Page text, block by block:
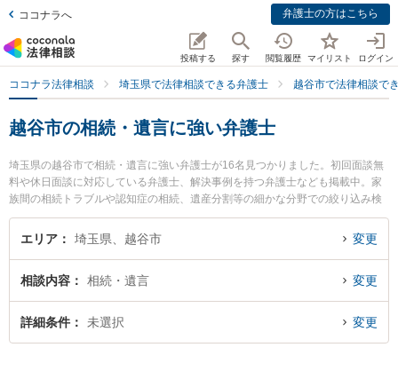
ココナラへ 弁護士の方はこちら
投稿する 探す 閲覧履歴 マイリスト ログイン
ココナラ法律相談 埼玉県で法律相談できる弁護士 越谷市で法律相談で
越谷市の相続・遺言に強い弁護士
埼玉県の越谷市で相続・遺言に強い弁護士が16名見つかりました。初回面談無
料や休日面談に対応している弁護士、解決事例を持つ弁護士なども掲載中。家
族間の相続トラブルや認知症の相続、遺産分割等の細かな分野での絞り込み検
索もでき便利です。特に弁護士法人アネロ せんげん台法律事務所の廣部 俊介
弁護士や弁護士法人アネロ せんげん台法律事務所の太田 恭平弁護士、ベリー
続・遺言のトラブルを今すぐに弁護士に相談したい』『相続・遺言のトラブル
解決の実績豊富な近くの弁護士を検索したい』『初回相談無料で相続・遺言を
法律相談できる越谷市内の弁護士に相談予約したい』などでお困りの相談者さ
エリア 埼玉県、越谷市 変更
相談内容 相続・遺言 変更
詳細条件 未選択 変更